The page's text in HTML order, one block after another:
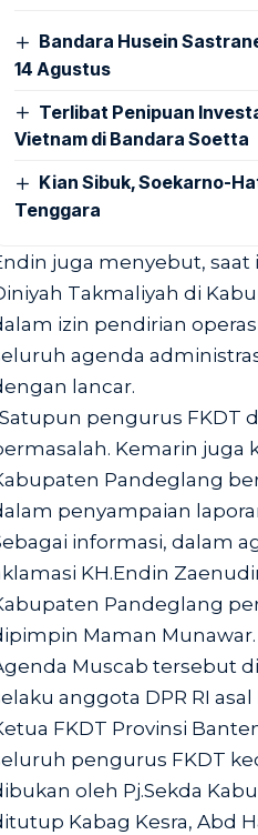
Bandara Husein
14 Agustus
Terlibat Penipuan
Vietnam di Bandara Soetta
Kian Sibuk, Soekarno-
Tenggara
juga menyebut, saat
Takmaliyah di
izin pendirian
agenda
lancar.
pengurus FKDT
Kemarin juga
Pandeglang
penyampaian
informasi, dalam
KH.Endin
Pandeglang
Maman Munawar.
Muscab tersebut
anggota DPR RI
FKDT Provinsi
pengurus FKDT
oleh Pj.Sekda
Kabag Kesra, Abd